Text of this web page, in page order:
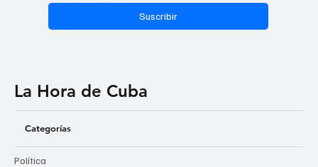
Suscribir
La Hora de Cuba
Categorías
Política